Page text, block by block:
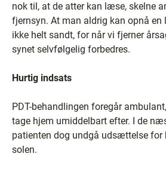
nok til, at de atter kan læse, skelne
fjernsyn. At man aldrig kan opnå en
ikke helt sandt, for når vi fjerner
synet selvfølgelig forbedres.
Hurtig indsats
PDT-behandlingen foregår
tage hjem umiddelbart efter. I de
patienten dog undgå udsættelse for
solen.